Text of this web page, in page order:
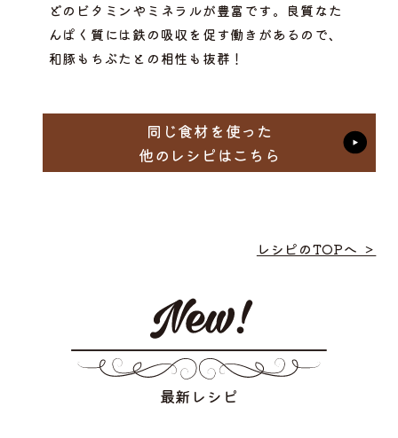
どのビタミンやミネラルが豊富です。良質なた
んぱく質には鉄の吸収を促す働きがあるので、
和豚もちぶたとの相性も抜群！
同じ食材を使った
他のレシピはこちら
レシピのTOPへ ＞
最新レシピ